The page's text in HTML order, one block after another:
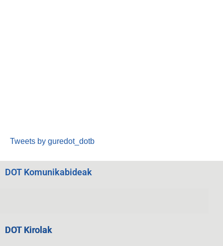
Tweets by guredot_dotb
DOT Komunikabideak
DOT Kirolak